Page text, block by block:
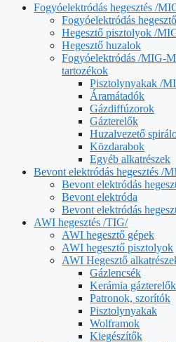
Fogyóelektródás hegesztés /
Fogyóelektródás
Hegesztő pisztolyok /
Hegesztő huzalok
Fogyóelektródás /MIG-
tartozékok
Pisztolynyakak /
Áramátadók
Gázdiffúzorok
Gázterelők
Huzalvezető
Közdarabok
Egyéb alkatrészek
Bevont elektródás hegesztés /
Bevont elektródás
Bevont elektróda
Bevont elektródás
AWI hegesztés /TIG/
AWI hegesztő gépek
AWI hegesztő pisztolyok
AWI Hegesztő
Gázlencsék
Kerámia gázterelők
Patronok, szorítók
Pisztolynyakak
Wolframok
Kiegészítők